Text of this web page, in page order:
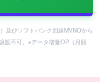
及びソフトバンク回線MVNOから
渡不可。※データ増量OP（月額